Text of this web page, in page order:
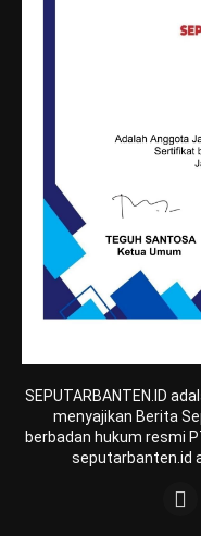
SEPUTARBANTEN.ID
menyajikan Berita
berbadan hukum resmi
seputarbanten.id